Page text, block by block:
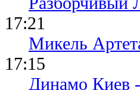
17:21
Микель
17:15
Динамо Киев